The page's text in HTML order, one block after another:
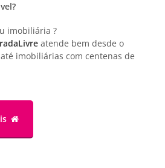
imobiliária ?
atende bem desde o
imobiliárias com centenas de